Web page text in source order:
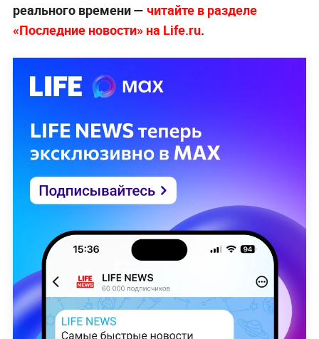
реального времени — читайте в разделе
«Последние новости» на Life.ru.